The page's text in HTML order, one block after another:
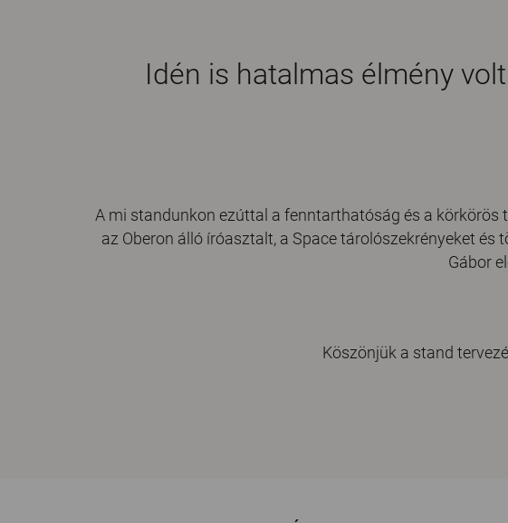
Idén is hatalmas élmény
A mi standunkon ezúttal a fenntarthatóság és a
az Oberon álló íróasztalt, a Space tárolószekrényeket és
Gábor
Köszönjük a stand